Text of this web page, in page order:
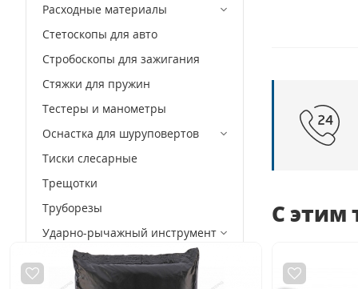
Расходные материалы
Стетоскопы для авто
Стробоскопы для зажигания
Стяжки для пружин
Тестеры и манометры
Оснастка для шуруповертов
Тиски слесарные
Трещотки
Труборезы
Ударно-рычажный инструмент
Удлинители для трещоток и
головок
С этим